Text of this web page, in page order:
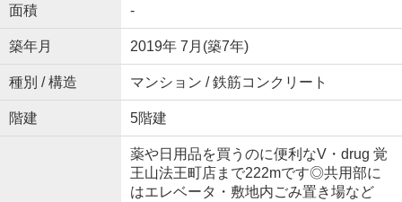
面積 -
築年月 2019年 7月(築7年)
種別 / 構造 マンション / 鉄筋コンクリート
階建 5階建
薬や日用品を買うのに便利なV・drug 覚
王山法王町店まで222mです◎共用部に
はエレベータ・敷地内ごみ置き場など